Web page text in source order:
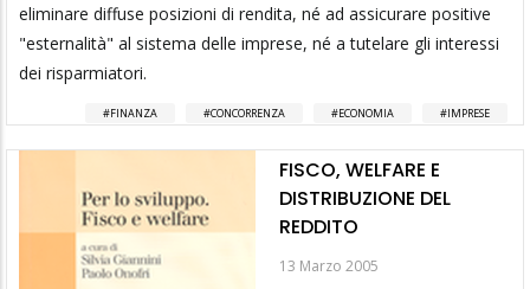
eliminare diffuse posizioni di rendita, né ad assicurare positive
"esternalità" al sistema delle imprese, né a tutelare gli interessi
dei risparmiatori.
FINANZA CONCORRENZA ECONOMIA IMPRESE
FISCO, WELFARE E
DISTRIBUZIONE DEL
REDDITO
13 Marzo 2005